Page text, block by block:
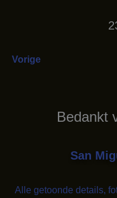
Vorige
Bedankt
San
Alle getoonde details,